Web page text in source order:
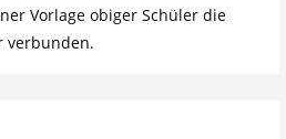
Vorlage obiger Schüler die
verbunden.